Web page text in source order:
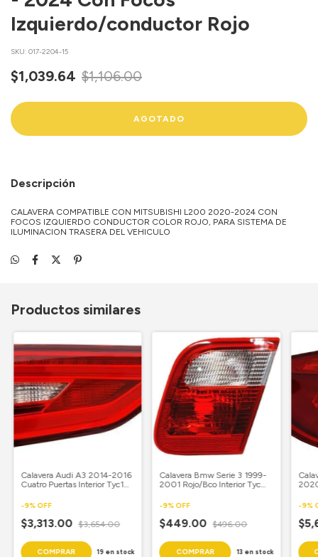
Izquierdo/conductor Rojo
SKU: 017-2204-15
$1,039.64 $1,106.00
Descripción
CALAVERA COMPATIBLE CON MITSUBISHI L200 2020-2024 CON
FOCOS IZQUIERDO CONDUCTOR COLOR ROJO, PARA SISTEMA DE
ILUMINACION TRASERA DEL VEHICULO
Productos similares
Calavera Audi A3 2014-2016
Cuatro Puertas Interior Tyc1
-9%OFF
$3,313.00 $3,654.00
19 en stock
Calavera Bmw Serie 3 1999-
2001 Rojo/Bco Interior Tyc
-9%OFF
$449.00 $496.00
13 en stock
-9%